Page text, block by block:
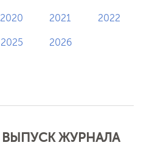
2020 2021 2022
2025 2026
ЖУРНАЛА